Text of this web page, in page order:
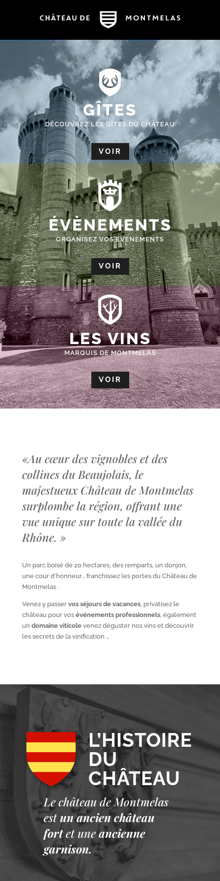
GÎTES
DÉCOUVREZ LES GÎTES DU CHÂTEAU
VOIR
ÉVÈNEMENTS
ORGANISEZ VOS EVENEMENTS
VOIR
LES VINS
MARQUIS DE MONTMELAS
VOIR
«Au cœur des vignobles et des
collines du Beaujolais, le
majestueux Château de Montmelas
surplombe la région, offrant une
vue unique sur toute la vallée du
Rhône. »
Un parc boisé de 20 hectares, des remparts, un donjon,
une cour d’honneur… franchissez les portes du Château de
Montmelas .
Venez y passer vos séjours de vacances, privatisez le
château pour vos événements professionnels, également
un domaine viticolevenez déguster nos vins et découvrir
les secrets de la vinification …
L’HISTOIRE
DU
CHÂTEAU
Le château de Montmelas
est un ancien château
fort et une ancienne
garnison.